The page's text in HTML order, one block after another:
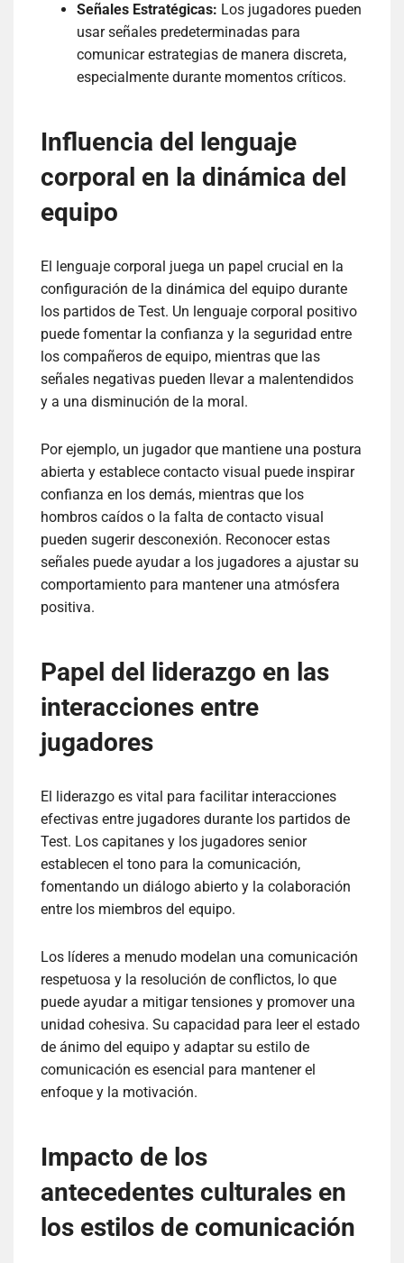
Señales Estratégicas: Los jugadores pueden
usar señales predeterminadas para
comunicar estrategias de manera discreta,
especialmente durante momentos críticos.
Influencia del lenguaje
corporal en la dinámica del
equipo
El lenguaje corporal juega un papel crucial en la
configuración de la dinámica del equipo durante
los partidos de Test. Un lenguaje corporal positivo
puede fomentar la confianza y la seguridad entre
los compañeros de equipo, mientras que las
señales negativas pueden llevar a malentendidos
y a una disminución de la moral.
Por ejemplo, un jugador que mantiene una postura
abierta y establece contacto visual puede inspirar
confianza en los demás, mientras que los
hombros caídos o la falta de contacto visual
pueden sugerir desconexión. Reconocer estas
señales puede ayudar a los jugadores a ajustar su
comportamiento para mantener una atmósfera
positiva.
Papel del liderazgo en las
interacciones entre
jugadores
El liderazgo es vital para facilitar interacciones
efectivas entre jugadores durante los partidos de
Test. Los capitanes y los jugadores senior
establecen el tono para la comunicación,
fomentando un diálogo abierto y la colaboración
entre los miembros del equipo.
Los líderes a menudo modelan una comunicación
respetuosa y la resolución de conflictos, lo que
puede ayudar a mitigar tensiones y promover una
unidad cohesiva. Su capacidad para leer el estado
de ánimo del equipo y adaptar su estilo de
comunicación es esencial para mantener el
enfoque y la motivación.
Impacto de los
antecedentes culturales en
los estilos de comunicación